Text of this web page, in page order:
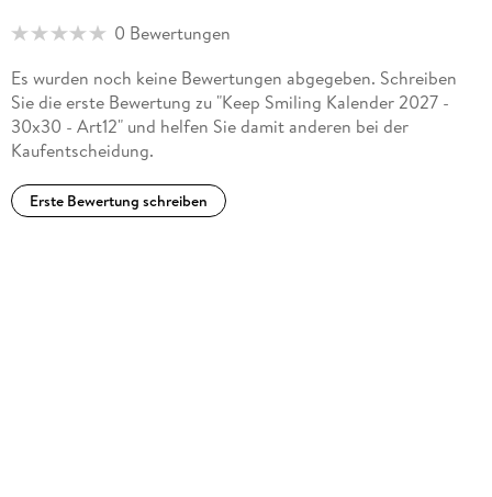
0 Bewertungen
Es wurden noch keine Bewertungen abgegeben. Schreiben
Sie die erste Bewertung zu "Keep Smiling Kalender 2027 -
30x30 - Art12" und helfen Sie damit anderen bei der
Kaufentscheidung.
Erste Bewertung schreiben